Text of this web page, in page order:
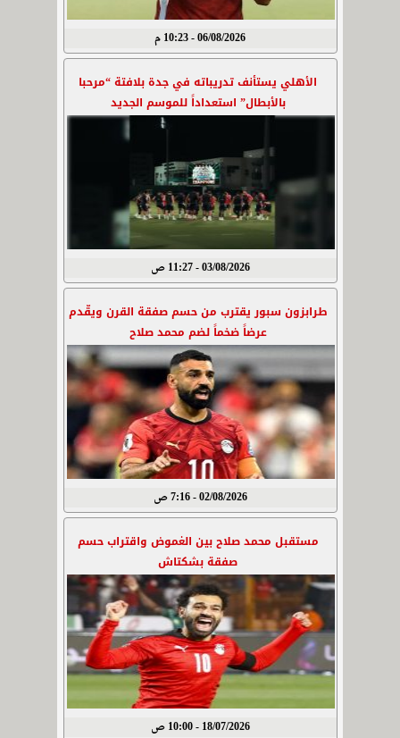
06/08/2026 - 10:23 م
الأهلي يستأنف تدريباته في جدة بلافتة “مرحبا
بالأبطال” استعداداً للموسم الجديد
03/08/2026 - 11:27 ص
طرابزون سبور يقترب من حسم صفقة القرن ويقّدم
عرضاً ضخماً لضم محمد صلاح
02/08/2026 - 7:16 ص
مستقبل محمد صلاح بين الغموض واقتراب حسم
صفقة بشكتاش
18/07/2026 - 10:00 ص